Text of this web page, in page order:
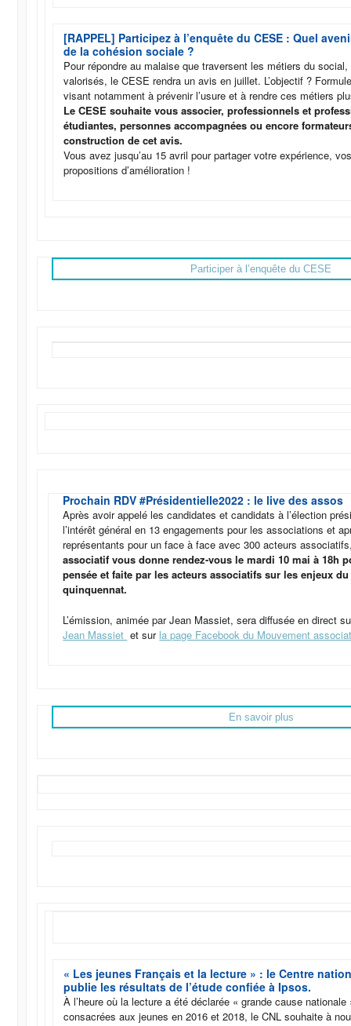
[RAPPEL] Participez à l’enquête du CESE : Quel
de la cohésion sociale ?
Pour répondre au malaise que traversent les métiers du
valorisés, le CESE rendra un avis en juillet. L’objectif ?
visant notamment à prévenir l’usure et à rendre ces métiers
Le CESE souhaite vous associer, professionnels et
étudiantes, personnes accompagnées ou encore
construction de cet avis.
Vous avez jusqu’au 15 avril pour partager votre expérience,
propositions d’amélioration !
Participer à l’enquête du CESE
Prochain RDV #Présidentielle2022 : le live des assos
Après avoir appelé les candidates et candidats à l’élection
l’intérêt général en 13 engagements pour les associations et
représentants pour un face à face avec 300 acteurs
associatif vous donne rendez-vous le mardi 10 mai à 18h
pensée et faite par les acteurs associatifs sur les enjeux
quinquennat.
L’émission, animée par Jean Massiet, sera diffusée en direct
Jean Massiet et sur la page Facebook du Mouvement
En savoir plus
« Les jeunes Français et la lecture » : le Centre
publie les résultats de l’étude confiée à Ipsos.
À l’heure où la lecture a été déclarée « grande cause
consacrées aux jeunes en 2016 et 2018, le CNL souhaite à